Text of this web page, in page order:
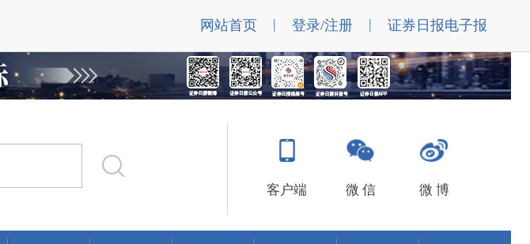
网站首页 | 登录/注册 | 证券日报电子报
客户端 微 信 微 博